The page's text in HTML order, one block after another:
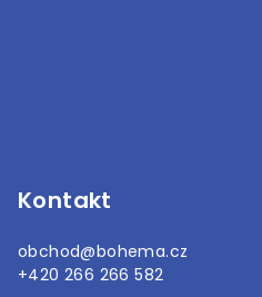
Kontakt
obchod@bohema.cz
+420 266 266 582